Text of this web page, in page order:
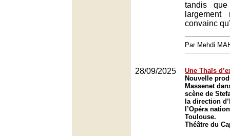
tandis
largement
convainc
Par Mehdi
28/09/2025
Une Thaïs
Nouvelle
Massenet
scène de
la direction
l’Opéra
Toulouse.
Théâtre du